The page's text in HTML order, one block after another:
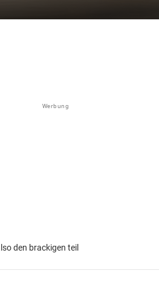
Werbung
den brackigen teil